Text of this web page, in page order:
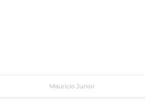
Mauricio Junior